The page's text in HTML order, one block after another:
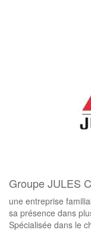
Groupe JULES
une entreprise
sa présence dans
Spécialisée dans le